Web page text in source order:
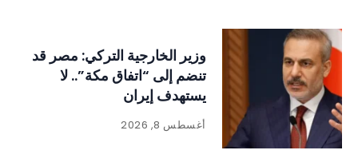
وزير الخارجية التركي: مصر قد
تنضم إلى “اتفاق مكة”.. لا
يستهدف إيران
أغسطس 8, 2026